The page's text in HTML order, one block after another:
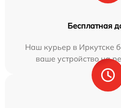
Бесплатная
Наш курьер в Иркутске
ваше устройство на